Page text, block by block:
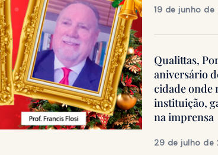
19 de junho de
Qualittas,
aniversário
cidade onde
instituição,
na imprensa
29 de julho de